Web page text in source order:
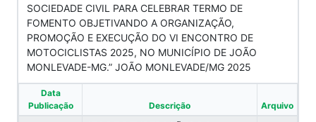
SOCIEDADE CIVIL PARA CELEBRAR TERMO DE
FOMENTO OBJETIVANDO A ORGANIZAÇÃO,
PROMOÇÃO E EXECUÇÃO DO VI ENCONTRO DE
MOTOCICLISTAS 2025, NO MUNICÍPIO DE JOÃO
MONLEVADE-MG.” JOÃO MONLEVADE/MG 2025
Data
Publicação
Descrição Arquivo